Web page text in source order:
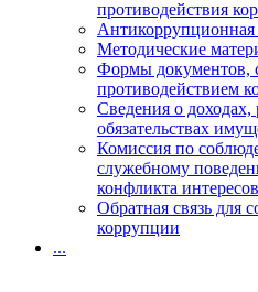
противодействия
Антикоррупционная
Методические
Формы документов,
противодействием
Сведения о доходах,
обязательствах
Комиссия по
служебному
конфликта
Обратная связь для
коррупции
...